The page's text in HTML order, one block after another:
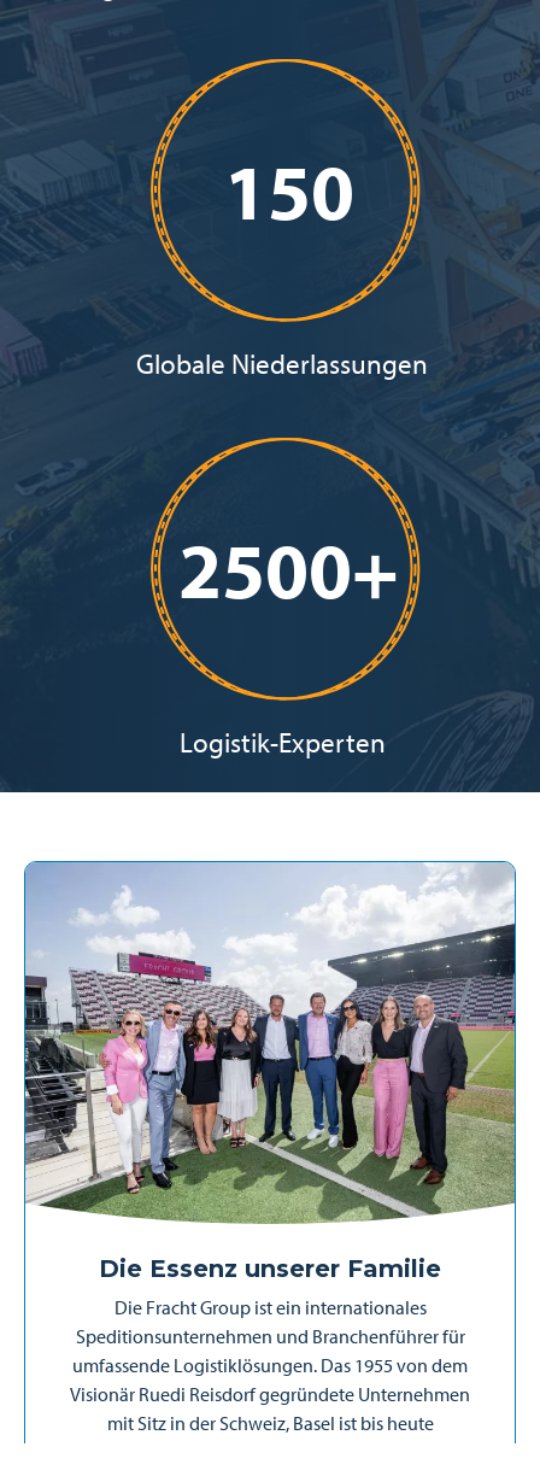
150
Globale Niederlassungen
2500+
Logistik-Experten
Die Essenz unserer Familie
Die Fracht Group ist ein internationales
Speditionsunternehmen und Branchenführer für
umfassende Logistiklösungen. Das 1955 von dem
Visionär Ruedi Reisdorf gegründete Unternehmen
mit Sitz in der Schweiz, Basel ist bis heute